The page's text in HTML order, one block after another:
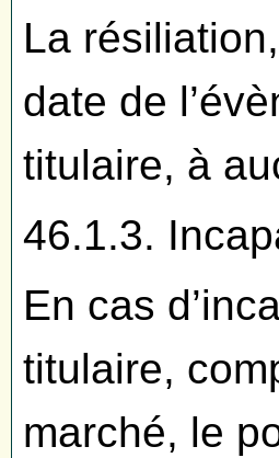
La
date de
titulaire, à
46.1.3.
En cas
titulaire,
marché, le